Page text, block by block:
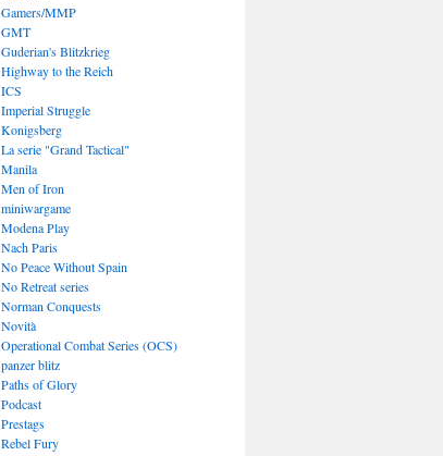
Gamers/MMP
GMT
Guderian's Blitzkrieg
Highway to the Reich
ICS
Imperial Struggle
Konigsberg
La serie "Grand Tactical"
Manila
Men of Iron
miniwargame
Modena Play
Nach Paris
No Peace Without Spain
No Retreat series
Norman Conquests
Novità
Operational Combat Series (OCS)
panzer blitz
Paths of Glory
Podcast
Prestags
Rebel Fury